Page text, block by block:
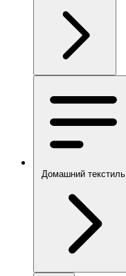
Домашний текстиль